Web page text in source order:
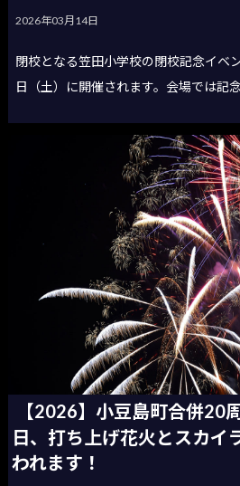
2026年03月14日
閉校となる笠田小学校の閉校記念イベ
日（土）に開催されます。会場では記
【2026】小豆島町合併20
日、打ち上げ花火とスカイ
われます！